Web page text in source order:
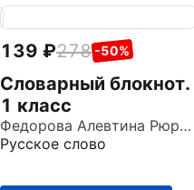
139 278 -50%
Словарный блокнот.
1 класс
Федорова Алевтина Рюриковна
Русское слово